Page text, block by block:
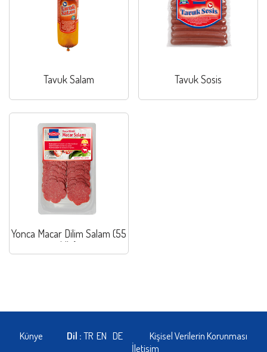
Tavuk Salam Tavuk Sosis
Yonca Macar Dilim Salam (55
klb.)
Künye Dil :TR EN DE
Kişisel Verilerin Korunması
İletişim